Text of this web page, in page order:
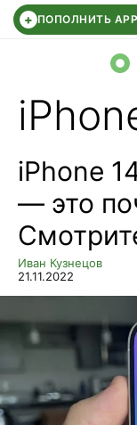
+ ПОПОЛНИТЬ
WB КЛУБ
iPhone
— это
Иван Кузнецов
21.11.2022